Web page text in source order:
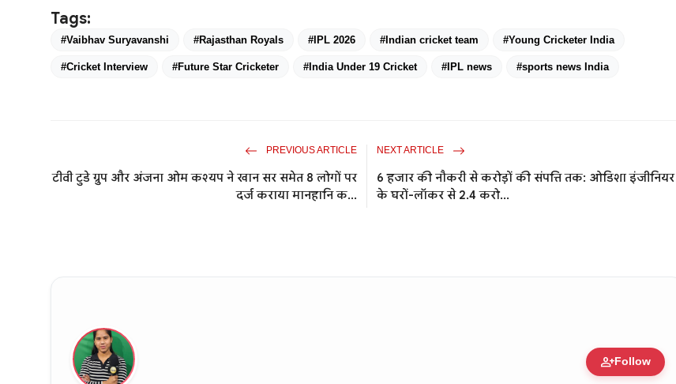
Tags:
#Vaibhav Suryavanshi #Rajasthan Royals #IPL 2026 #Indian cricket team #Young Cricketer India
#Cricket Interview #Future Star Cricketer #India Under 19 Cricket #IPL news #sports news India
PREVIOUS ARTICLE
टीवी टुडे ग्रुप और अंजना ओम कश्यप ने खान सर समेत 8 लोगों पर
दर्ज कराया मानहानि क...
NEXT ARTICLE
6 हजार की नौकरी से करोड़ों की संपत्ति तक: ओडिशा इंजीनियर
के घरों-लॉकर से 2.4 करो...
person_addFollow